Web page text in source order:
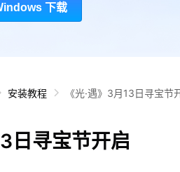
下载
安装教程 《光·遇》3月13日寻宝节
日寻宝节开启